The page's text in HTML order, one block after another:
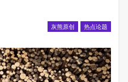
灰熊原创 热点论题